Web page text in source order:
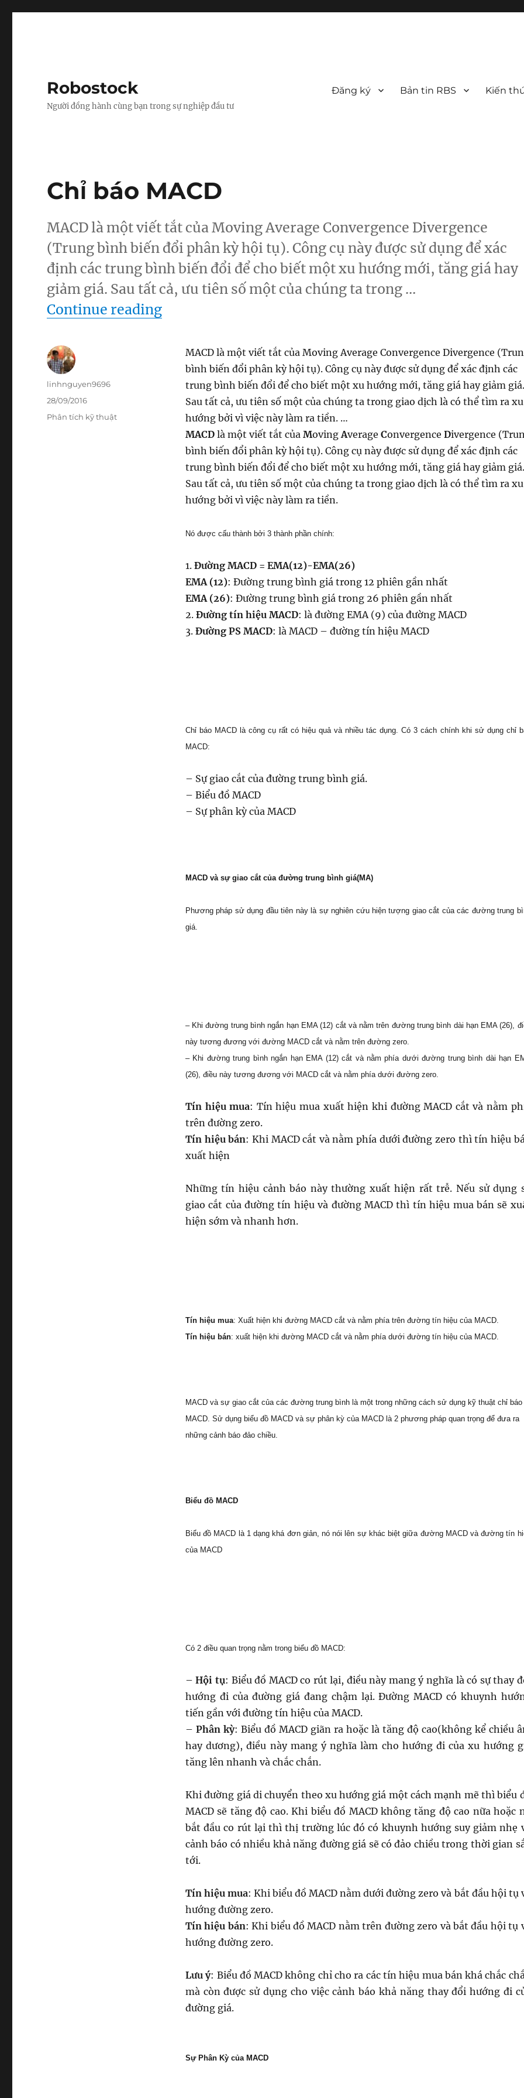
Robostock
Người đồng hành cùng bạn trong sự nghiệp đầu tư
Đăng ký Bản tin RBS Kiến
Chỉ báo MACD
MACD là một viết tắt của Moving Average Convergence Divergence
(Trung bình biến đổi phân kỳ hội tụ). Công cụ này được sử dụng để xác
định các trung bình biến đổi để cho biết một xu hướng mới, tăng giá hay
giảm giá. Sau tất cả, ưu tiên số một của chúng ta trong …
Continue reading“Chỉ báo MACD”
MACD là một viết tắt của Moving Average Convergence Divergence
bình biến đổi phân kỳ hội tụ). Công cụ này được sử dụng để xác định các
trung bình biến đổi để cho biết một xu hướng mới, tăng giá hay giảm giá.
Sau tất cả, ưu tiên số một của chúng ta trong giao dịch là có thể tìm ra xu
hướng bởi vì việc này làm ra tiền. …
MACDlà một viết tắt của MovingAverage Convergence Divergence
bình biến đổi phân kỳ hội tụ). Công cụ này được sử dụng để xác định các
trung bình biến đổi để cho biết một xu hướng mới, tăng giá hay giảm giá.
Sau tất cả, ưu tiên số một của chúng ta trong giao dịch là có thể tìm ra xu
hướng bởi vì việc này làm ra tiền.
Nó được cấu thành bởi 3 thành phần chính:
1. Đường MACD = EMA(12)-EMA(26)
EMA (12): Đường trung bình giá trong 12 phiên gần nhất
EMA (26): Đường trung bình giá trong 26 phiên gần nhất
2. Đường tín hiệu MACD: là đường EMA (9) của đường MACD
3. Đường PS MACD: là MACD – đường tín hiệu MACD
Chỉ báo MACD là công cụ rất có hiệu quả và nhiều tác dụng. Có 3 cách chính khi sử dụng chỉ
MACD:
– Sự giao cắt của đường trung bình giá.
– Biểu đồ MACD
– Sự phân kỳ của MACD
MACD và sự giao cắt của đường trung bình giá(MA)
Phương pháp sử dụng đầu tiên này là sự nghiên cứu hiện tượng giao cắt của các đường trung
giá.
– Khi đường trung bình ngắn hạn EMA (12) cắt và nằm trên đường trung bình dài hạn EMA (26),
này tương đương với đường MACD cắt và nằm trên đường zero.
– Khi đường trung bình ngắn hạn EMA (12) cắt và nằm phía dưới đường trung bình dài hạn
(26), điều này tương đương với MACD cắt và nằm phía dưới đường zero.
Tín hiệu mua: Tín hiệu mua xuất hiện khi đường MACD cắt và nằm
trên đường zero.
Tín hiệu bán: Khi MACD cắt và nằm phía dưới đường zero thì tín hiệu
xuất hiện
Những tín hiệu cảnh báo này thường xuất hiện rất trễ. Nếu sử dụng
giao cắt của đường tín hiệu và đường MACD thì tín hiệu mua bán sẽ
hiện sớm và nhanh hơn.
Tín hiệu mua: Xuất hiện khi đường MACD cắt và nằm phía trên đường tín hiệu của MACD.
Tín hiệu bán: xuất hiện khi đường MACD cắt và nằm phía dưới đường tín hiệu của MACD.
MACD và sự giao cắt của các đường trung bình là một trong những cách sử dụng kỹ thuật chỉ báo
MACD. Sử dụng biểu đồ MACD và sự phân kỳ của MACD là 2 phương pháp quan trọng để đưa ra
những cảnh báo đảo chiều.
Biểu đồ MACD
Biểu đồ MACD là 1 dạng khá đơn giản, nó nói lên sự khác biệt giữa đường MACD và đường tín
của MACD
Có 2 điều quan trọng nằm trong biểu đồ MACD:
–Hội tụ: Biểu đồ MACD co rút lại, điều này mang ý nghĩa là có sự thay
hướng đi của đường giá đang chậm lại. Đường MACD có khuynh
tiến gần với đường tín hiệu của MACD.
– Phân kỳ: Biểu đồ MACD giãn ra hoặc là tăng độ cao(không kể chiều
hay dương), điều này mang ý nghĩa làm cho hướng đi của xu hướng
tăng lên nhanh và chắc chắn.
Khi đường giá di chuyển theo xu hướng giá một cách mạnh mẽ thì biểu
MACD sẽ tăng độ cao. Khi biểu đồ MACD không tăng độ cao nữa hoặc
bắt đầu co rút lại thì thị trường lúc đó có khuynh hướng suy giảm nhẹ
cảnh báo có nhiều khả năng đường giá sẽ có đảo chiều trong thời gian
tới.
Tín hiệu mua: Khi biểu đồ MACD nằm dưới đường zero và bắt đầu hội tụ
hướng đường zero.
Tín hiệu bán: Khi biểu đồ MACD nằm trên đường zero và bắt đầu hội tụ
hướng đường zero.
Lưu ý: Biểu đồ MACD không chỉ cho ra các tín hiệu mua bán khá chắc
mà còn được sử dụng cho việc cảnh báo khả năng thay đổi hướng đi
đường giá.
Sự Phân Kỳ của MACD
Author
linhnguyen9696
Posted
on
28/09/2016
Categories
Phân tích kỹ thuật